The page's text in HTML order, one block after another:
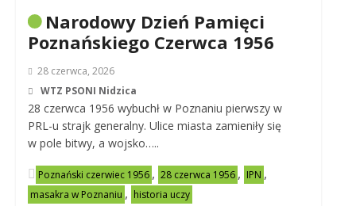
Narodowy Dzień Pamięci
Poznańskiego Czerwca 1956
28 czerwca, 2026
WTZ PSONI Nidzica
28 czerwca 1956 wybuchł w Poznaniu pierwszy w
PRL-u strajk generalny. Ulice miasta zamieniły się
w pole bitwy, a wojsko…..
Poznański czerwiec 1956 , 28 czerwca 1956 , IPN ,
masakra w Poznaniu , historia uczy